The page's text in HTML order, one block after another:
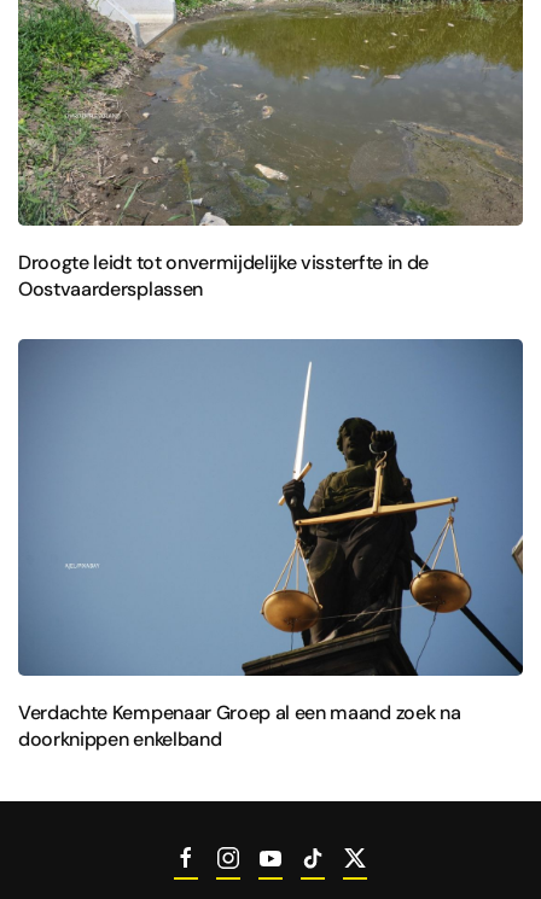
Droogte leidt tot onvermijdelijke vissterfte in de
Oostvaardersplassen
Verdachte Kempenaar Groep al een maand zoek na
doorknippen enkelband